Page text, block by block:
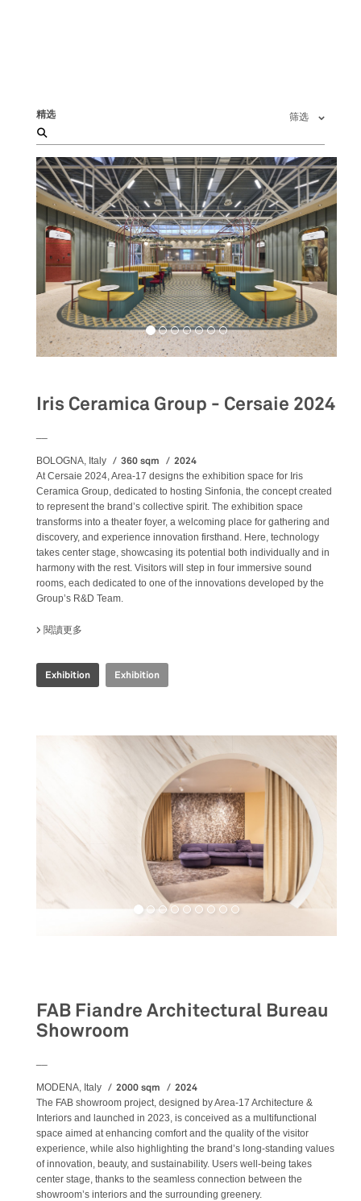
精选 筛选
Iris Ceramica Group - Cersaie 2024
BOLOGNA, Italy 360 sqm 2024
At Cersaie 2024, Area-17 designs the exhibition space for Iris
Ceramica Group, dedicated to hosting Sinfonia, the concept created
to represent the brand’s collective spirit. The exhibition space
transforms into a theater foyer, a welcoming place for gathering and
discovery, and experience innovation firsthand. Here, technology
takes center stage, showcasing its potential both individually and in
harmony with the rest. Visitors will step in four immersive sound
rooms, each dedicated to one of the innovations developed by the
Group’s R&D Team.
閱讀更多
Exhibition Exhibition
FAB Fiandre Architectural Bureau
Showroom
MODENA, Italy 2000 sqm 2024
The FAB showroom project, designed by Area-17 Architecture &
Interiors and launched in 2023, is conceived as a multifunctional
space aimed at enhancing comfort and the quality of the visitor
experience, while also highlighting the brand’s long-standing values
of innovation, beauty, and sustainability. Users well-being takes
center stage, thanks to the seamless connection between the
showroom’s interiors and the surrounding greenery.